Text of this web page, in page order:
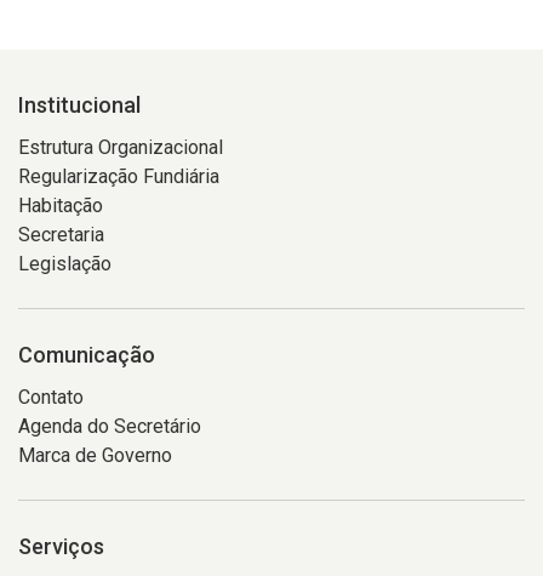
Institucional
Estrutura Organizacional
Regularização Fundiária
Habitação
Secretaria
Legislação
Comunicação
Contato
Agenda do Secretário
Marca de Governo
Serviços